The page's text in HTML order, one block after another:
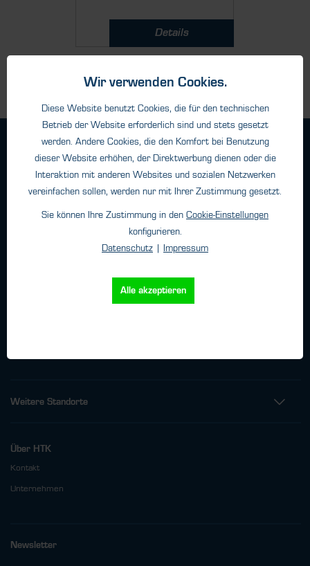
Details
Geschäftsbedingungen
Haftungsangaben
Oehleckerring 32 • 22419 Hamburg
Weitere Standorte
Über HTK
Kontakt
Unternehmen
Newsletter
Wir verwenden Cookies.
Diese Website benutzt Cookies, die für den technischen
Betrieb der Website erforderlich sind und stets gesetzt
werden. Andere Cookies, die den Komfort bei Benutzung
dieser Website erhöhen, der Direktwerbung dienen oder die
Interaktion mit anderen Websites und sozialen Netzwerken
vereinfachen sollen, werden nur mit Ihrer Zustimmung gesetzt.
Sie können Ihre Zustimmung in den Cookie-Einstellungen
konfigurieren.
Datenschutz
Impressum
Alle akzeptieren